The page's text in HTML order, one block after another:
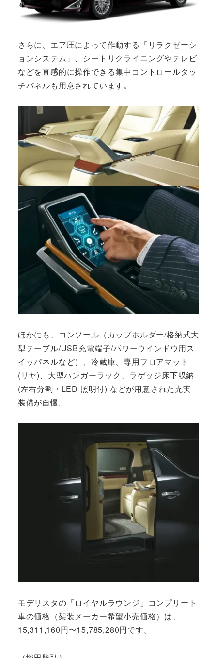
さらに、エア圧によって作動する「リラクゼーシ
ョンシステム」、シートリクライニングやテレビ
などを直感的に操作できる集中コントロールタッ
チパネルも用意されています。
ほかにも、コンソール（カップホルダー/格納式大
型テーブル/USB充電端子/パワーウインドウ用ス
イッパネルなど）、冷蔵庫、専用フロアマット
(リヤ)、大型ハンガーラック、ラゲッジ床下収納
(左右分割・LED 照明付) などが用意された充実
装備が自慢。
モデリスタの「ロイヤルラウンジ」コンプリート
車の価格（架装メーカー希望小売価格）は、
15,311,160円〜15,785,280円です。